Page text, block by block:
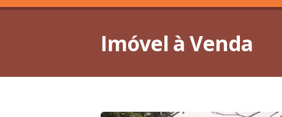
Imóvel à Venda